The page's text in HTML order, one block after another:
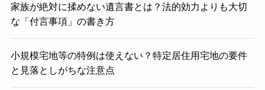
家族が絶対に揉めない遺言書とは？法的効力よりも大切
な「付言事項」の書き方
小規模宅地等の特例は使えない？特定居住用宅地の要件
と見落としがちな注意点